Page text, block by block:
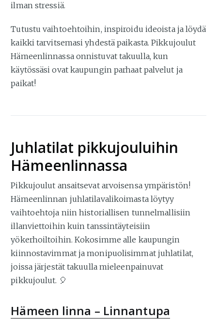
ilman stressiä.
Tutustu vaihtoehtoihin, inspiroidu ideoista ja löydä
kaikki tarvitsemasi yhdestä paikasta. Pikkujoulut
Hämeenlinnassa onnistuvat takuulla, kun
käytössäsi ovat kaupungin parhaat palvelut ja
paikat!
Juhlatilat pikkujouluihin
Hämeenlinnassa
Pikkujoulut ansaitsevat arvoisensa ympäristön!
Hämeenlinnan juhlatilavalikoimasta löytyy
vaihtoehtoja niin historiallisen tunnelmallisiin
illanviettoihin kuin tanssintäyteisiin
yökerhoiltoihin. Kokosimme alle kaupungin
kiinnostavimmat ja monipuolisimmat juhlatilat,
joissa järjestät takuulla mieleenpainuvat
pikkujoulut. 🎈
Hämeen linna – Linnantupa